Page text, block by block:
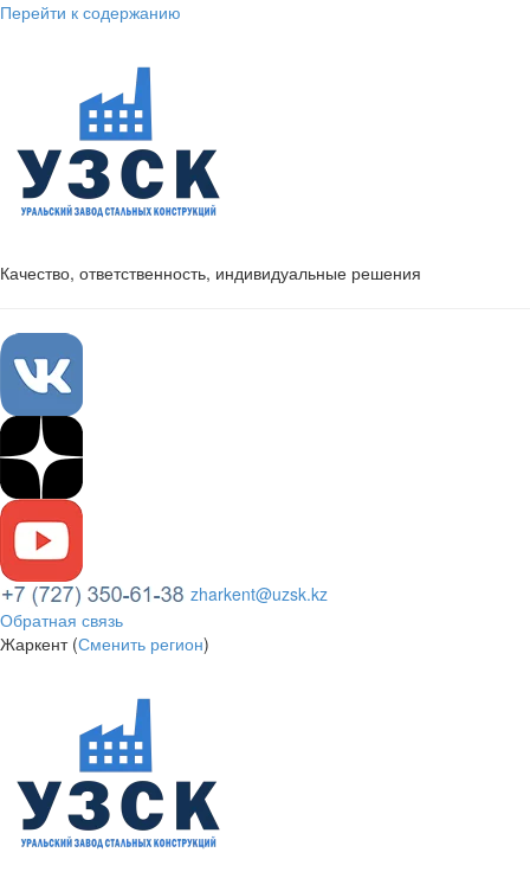
Перейти к содержанию
Качество, ответственность, индивидуальные решения
zharkent@uzsk.kz
Обратная связь
Жаркент (Сменить регион)